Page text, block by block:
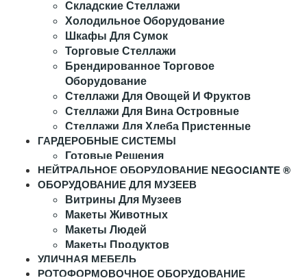
Складские Стеллажи
Холодильное Оборудование
Шкафы Для Сумок
Торговые Стеллажи
Брендированное Торговое
Оборудование
Стеллажи Для Овощей И Фруктов
Стеллажи Для Вина Островные
Стеллажи Для Хлеба Пристенные
ГАРДЕРОБНЫЕ СИСТЕМЫ
Готовые Решения
НЕЙТРАЛЬНОЕ ОБОРУДОВАНИЕ NEGOCIANTE ®
ОБОРУДОВАНИЕ ДЛЯ МУЗЕЕВ
Витрины Для Музеев
Макеты Животных
Макеты Людей
Макеты Продуктов
УЛИЧНАЯ МЕБЕЛЬ
РОТОФОРМОВОЧНОЕ ОБОРУДОВАНИЕ